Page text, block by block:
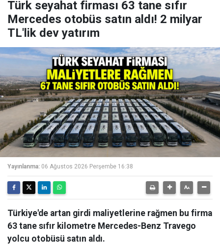
Türk seyahat firması 63 tane sıfır
Mercedes otobüs satın aldı! 2 milyar
TL'lik dev yatırım
Yayınlanma: 06 Ağustos 2026 Perşembe 16:38
Türkiye'de artan girdi maliyetlerine rağmen bu firma
63 tane sıfır kilometre Mercedes-Benz Travego
yolcu otobüsü satın aldı.